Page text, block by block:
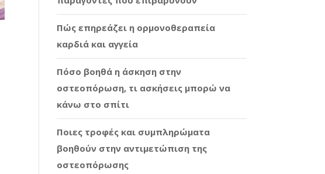
Πώς επηρεάζει η ορμονοθεραπεία
καρδιά και αγγεία
Πόσο βοηθά η άσκηση στην
οστεοπόρωση, τι ασκήσεις μπορώ να
κάνω στο σπίτι
Ποιες τροφές και συμπληρώματα
βοηθούν στην αντιμετώπιση της
οστεοπόρωσης